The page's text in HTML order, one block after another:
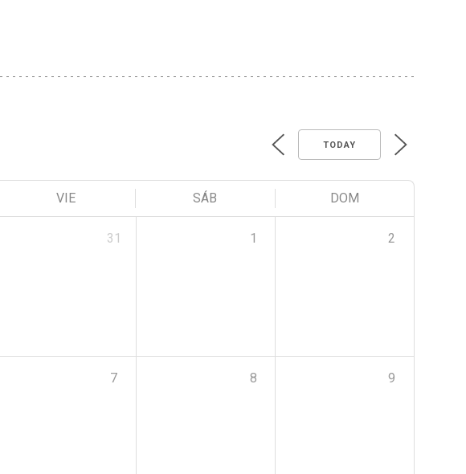
TODAY
VIE SÁB DOM
31 1 2
7 8 9